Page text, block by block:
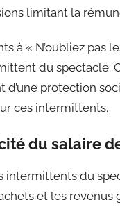
limitant la
à « N’oubliez pas
du spectacle.
d’une protection
ces intermittents.
du salaire
intermittents du
et les revenus